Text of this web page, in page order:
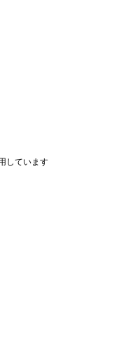
しています